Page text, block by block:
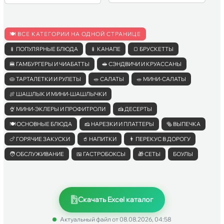
🍽 ВСЕ КАТЕГОРИИ НА ОДНОЙ СТРАНИЦЕ
🍢 ПОПУЛЯРНЫЕ БЛЮДА 🍢 КАНАПЕ 🍞 БРУСКЕТТЫ
🍔 ГАМБУРГЕРЫ И ЧИАБАТТЫ 🥪 СЭНДВИЧИ И КРУАССАНЫ
🥧ТАРТАЛЕТКИ И РУЛЕТЫ 🥗 САЛАТЫ 🥗 МИНИ-САЛАТЫ
🍖 ШАШЛЫК И МИНИ-ШАШЛЫЧКИ
🍨 МИНИ-ЭКЛЕРЫ И ПРОФИТРОЛИ 🍰ДЕСЕРТЫ
🍽ОСНОВНЫЕ БЛЮДА 🧀НАРЕЗКИ И ПЛАТТЕРЫ 🥯ВЫПЕЧКА
🍗ГОРЯЧИЕ ЗАКУСКИ 🥤 НАПИТКИ 👨 ПЕРЕКУС В ДОРОГУ
🧑ОБСЛУЖИВАНИЕ 🍱 ГАСТРОБОКСЫ 🎁СЕТЫ БОУЛЫ
Скачать Excel каталог
Актуальный файл от 08.08.2026, 04:58